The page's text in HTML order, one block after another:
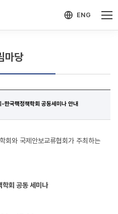
ENG
마당
국핵정책학회 공동세미나 안내
회와 국제안보교류협회가 주최하는
회 공동 세미나